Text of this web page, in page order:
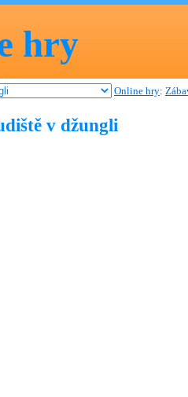
hry
Online hry:
v džungli